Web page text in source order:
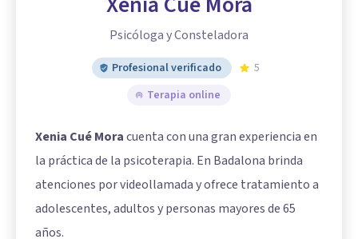
Psicóloga y Consteladora
Profesional verificado
5
Terapia online
Xenia Cué Moracuenta con una gran experiencia en
la práctica de la psicoterapia. En Badalona brinda
atenciones por videollamada y ofrece tratamiento a
adolescentes, adultos y personas mayores de 65
años.